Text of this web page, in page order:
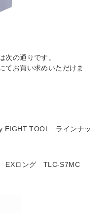
次の通りです。
てお買い求めいただけま
EIGHT TOOL ラインナッ
EXロング TLC-S7MC